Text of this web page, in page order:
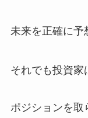
未来を正確に予
それでも投資家
ポジションを取